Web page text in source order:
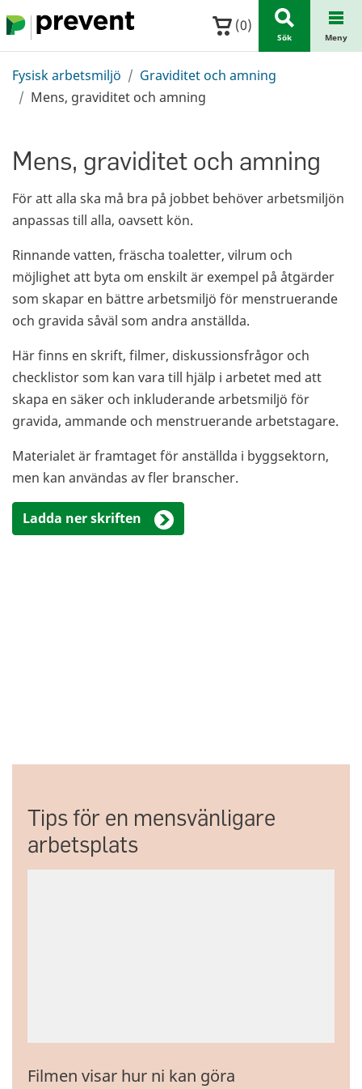
Hoppa till huvudinnehållet (0)
Sök Meny
Fysisk arbetsmiljö
Graviditet och amning
Mens, graviditet och amning
Mens, graviditet och amning
För att alla ska må bra på jobbet behöver arbetsmiljön
anpassas till alla, oavsett kön.
Rinnande vatten, fräscha toaletter, vilrum och
möjlighet att byta om enskilt är exempel på åtgärder
som skapar en bättre arbetsmiljö för menstruerande
och gravida såväl som andra anställda.
Här finns en skrift, filmer, diskussionsfrågor och
checklistor som kan vara till hjälp i arbetet med att
skapa en säker och inkluderande arbetsmiljö för
gravida, ammande och menstruerande arbetstagare.
Materialet är framtaget för anställda i byggsektorn,
men kan användas av fler branscher.
Ladda ner skriften
Tips för en mensvänligare
arbetsplats
Filmen visar hur ni kan göra